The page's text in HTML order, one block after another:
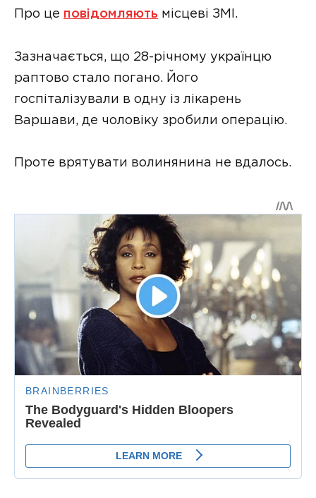
Про це повідомляють місцеві ЗМІ.
Зазначається, що 28-річному українцю
раптово стало погано. Його
госпіталізували в одну із лікарень
Варшави, де чоловіку зробили операцію.
Проте врятувати волинянина не вдалось.